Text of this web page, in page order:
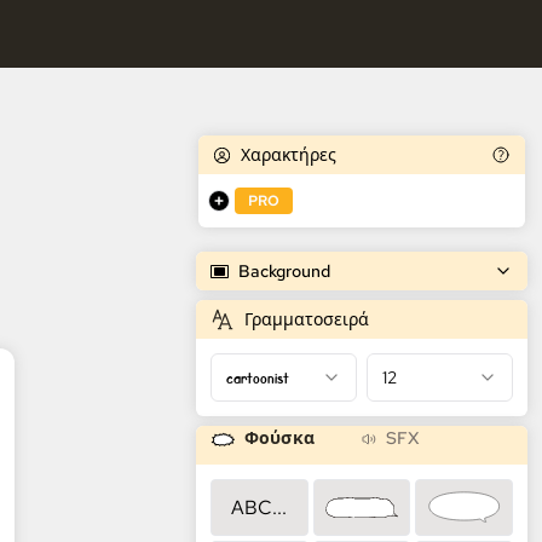
Χαρακτήρες
PRO
Background
Γραμματοσειρά
cartoonist 12
Φούσκα SFX
ABC...